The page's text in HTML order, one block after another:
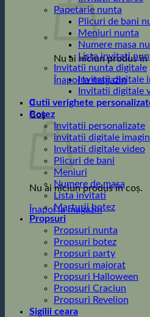
Nu ai niciun produs în
Înapoi la magazin
0
Coș
Nu ai niciun produs în coș.
Înapoi la magazin
Papetarie nunta
Plicuri de bani
Meniuri nunta
Numere masa
Lista invitati
Invitatii nunta digitale
Invitatii digitale
Invitatii digitale
Cutii verighete
Botez
Invitatii personalizate
invitatii digitale
Invitatii digitale video
Plicuri de bani
Meniuri
Numere de masa
Lista invitati
Marturii botez
Propsuri
Propsuri nunta
Propsuri botez
Propsuri party
Propsuri majorat
Propsuri Halloween
Propsuri Craciun
Propsuri Revelion
Sigilii ceara